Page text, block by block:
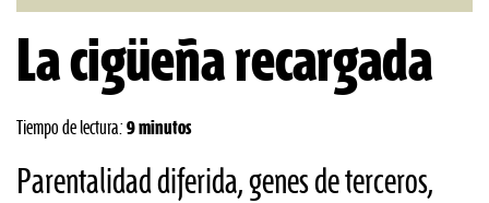
La cigüeña recargada
Tiempo de lectura: 9 minutos
Parentalidad diferida, genes de terceros,